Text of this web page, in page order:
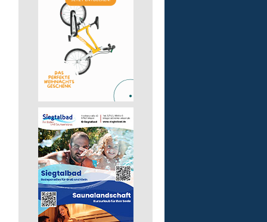
Auslieferungsfahrer/-in
für Mittagessen
Lebenshilfe im Landkreis
GmbH
57537 Mittelhof